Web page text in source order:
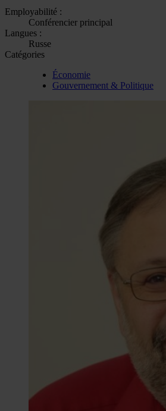
Employabilité :
Conférencier principal
Langues :
Russe
Catégories
Économie
Gouvernement & Politique